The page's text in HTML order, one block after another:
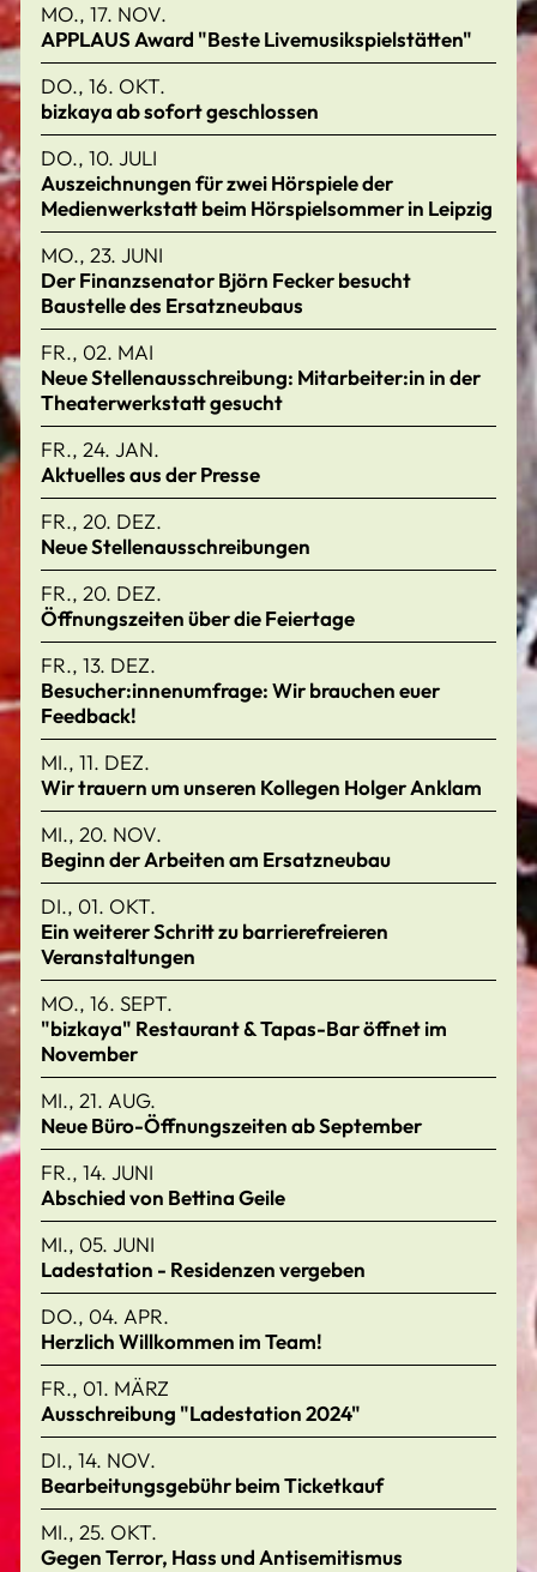
MO., 17. NOV.
APPLAUS Award "Beste Livemusikspielstätten"
DO., 16. OKT.
bizkaya ab sofort geschlossen
DO., 10. JULI
Auszeichnungen für zwei Hörspiele der
Medienwerkstatt beim Hörspielsommer in Leipzig
MO., 23. JUNI
Der Finanzsenator Björn Fecker besucht
Baustelle des Ersatzneubaus
FR., 02. MAI
Neue Stellenausschreibung: Mitarbeiter:in in der
Theaterwerkstatt gesucht
FR., 24. JAN.
Aktuelles aus der Presse
FR., 20. DEZ.
Neue Stellenausschreibungen
FR., 20. DEZ.
Öffnungszeiten über die Feiertage
FR., 13. DEZ.
Besucher:innenumfrage: Wir brauchen euer
Feedback!
MI., 11. DEZ.
Wir trauern um unseren Kollegen Holger Anklam
MI., 20. NOV.
Beginn der Arbeiten am Ersatzneubau
DI., 01. OKT.
Ein weiterer Schritt zu barrierefreieren
Veranstaltungen
MO., 16. SEPT.
"bizkaya" Restaurant & Tapas-Bar öffnet im
November
MI., 21. AUG.
Neue Büro-Öffnungszeiten ab September
FR., 14. JUNI
Abschied von Bettina Geile
MI., 05. JUNI
Ladestation - Residenzen vergeben
DO., 04. APR.
Herzlich Willkommen im Team!
FR., 01. MÄRZ
Ausschreibung "Ladestation 2024"
DI., 14. NOV.
Bearbeitungsgebühr beim Ticketkauf
MI., 25. OKT.
Gegen Terror, Hass und Antisemitismus